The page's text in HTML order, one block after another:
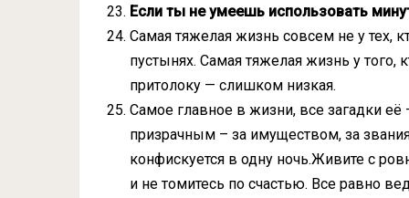
Если ты не умеешь использовать
Самая тяжелая жизнь совсем не у тех,
пустынях. Самая тяжелая жизнь у
притолоку — слишком низкая.
Самое главное в жизни, все загадки
призрачным – за имуществом, за
конфискуется в одну ночь.Живите с
и не томитесь по счастью. Все равно